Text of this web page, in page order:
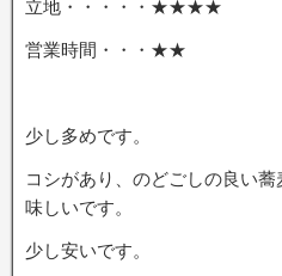
立地・・・・・★★★★
営業時間・・・★★
少し多めです。
コシがあり、のどごしの良い
味しいです。
少し安いです。